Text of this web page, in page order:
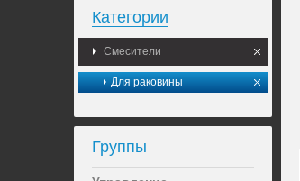
Категории
Смесители
Для раковины
Группы